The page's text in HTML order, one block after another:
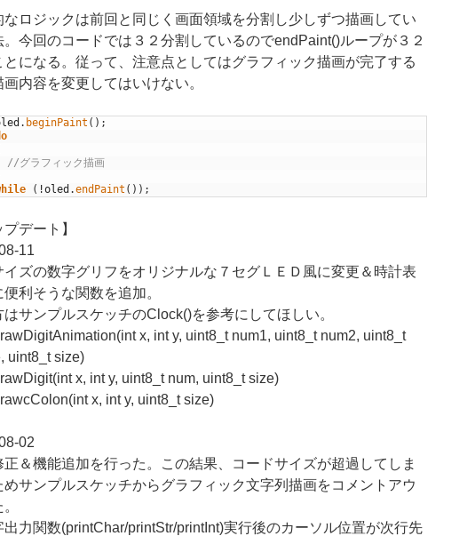
なロジックは前回と同じく画面領域を分割し少しずつ描画してい
。今回のコードでは３２分割しているのでendPaint()ループが３２
とになる。従って、注意点としてはグラフィック描画が完了する
画内容を変更してはいけない。
. beginPaint ( ) ;
//グラフィック描画
( !oled .endPaint ( ) ) ;
プデート】
11
イズの数字グリフをオリジナルな７セグＬＥＤ風に変更＆時計表
便利そうな関数を追加。
はサンプルスケッチのClock()を参考にしてほしい。
x, int y, uint8_t num1, uint8_t num2, uint8_t
uint8_t size)
x, int y, uint8_t num, uint8_t size)
x, int y, uint8_t size)
02
正＆機能追加を行った。この結果、コードサイズが超過してしま
めサンプルスケッチからグラフィック文字列描画をコメントアウ
出力関数(printChar/printStr/printInt)実行後のカーソル位置が次行先